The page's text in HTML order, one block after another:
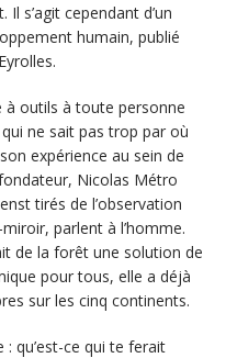
s’agit cependant d’un
humain, publié
à outils à toute personne
ne sait pas trop par où
expérience au sein de
Nicolas Métro
tirés de l’observation
parlent à l’homme.
de la forêt une solution de
pour tous, elle a déjà
sur les cinq continents.
qu’est-ce qui te ferait